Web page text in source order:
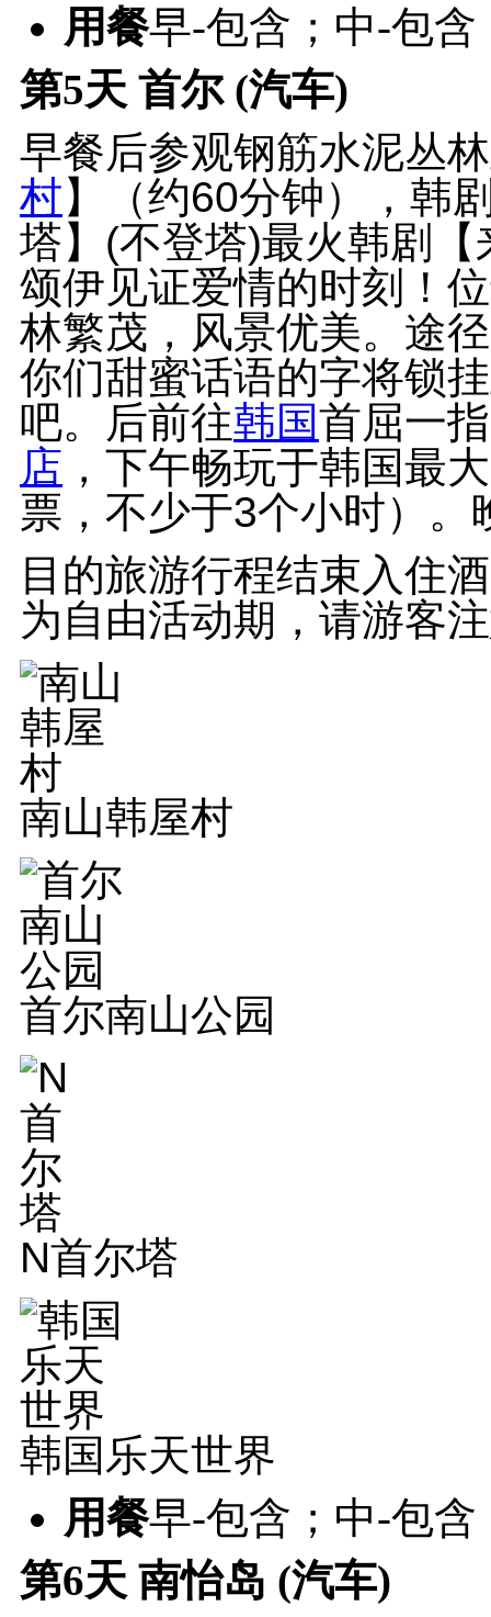
用餐早-包含；中-包
第5天 首尔 (汽车)
早餐后参观钢筋水泥丛
村】（约60分钟），韩
塔】(不登塔)最火韩剧
颂伊见证爱情的时刻！
林繁茂，风景优美。途
你们甜蜜话语的字将锁
吧。后前往韩国首屈一
店 ，下午畅玩于韩国最
票，不少于3个小时）
目的旅游行程结束入住
为自由活动期，请游客
南山韩屋村
首尔南山公园
N首尔塔
韩国乐天世界
用餐早-包含；中-包
第6天 南怡岛 (汽车)